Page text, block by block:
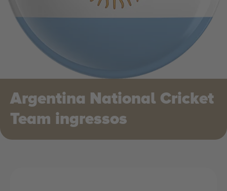
Argentina National Cricket
Team ingressos